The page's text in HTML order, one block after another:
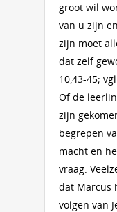
groot wil
van u zijn
zijn moet
dat zelf
10,43-45;
Of de
zijn
begrepen
macht en
vraag.
dat Marcus
volgen van